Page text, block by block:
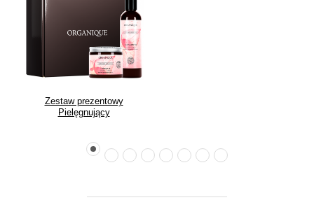
Zestaw prezentowy
Pielęgnujący